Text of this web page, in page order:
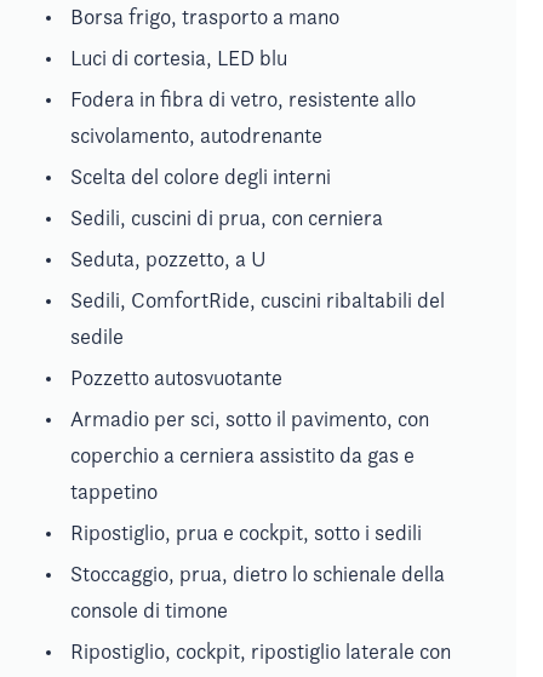
Borsa frigo, trasporto a mano
Luci di cortesia, LED blu
Fodera in fibra di vetro, resistente allo
scivolamento, autodrenante
Scelta del colore degli interni
Sedili, cuscini di prua, con cerniera
Seduta, pozzetto, a U
Sedili, ComfortRide, cuscini ribaltabili del
sedile
Pozzetto autosvuotante
Armadio per sci, sotto il pavimento, con
coperchio a cerniera assistito da gas e
tappetino
Ripostiglio, prua e cockpit, sotto i sedili
Stoccaggio, prua, dietro lo schienale della
console di timone
Ripostiglio, cockpit, ripostiglio laterale con